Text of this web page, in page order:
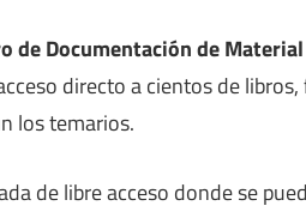
de Documentación de
directo a cientos de
los temarios.
de libre acceso donde se